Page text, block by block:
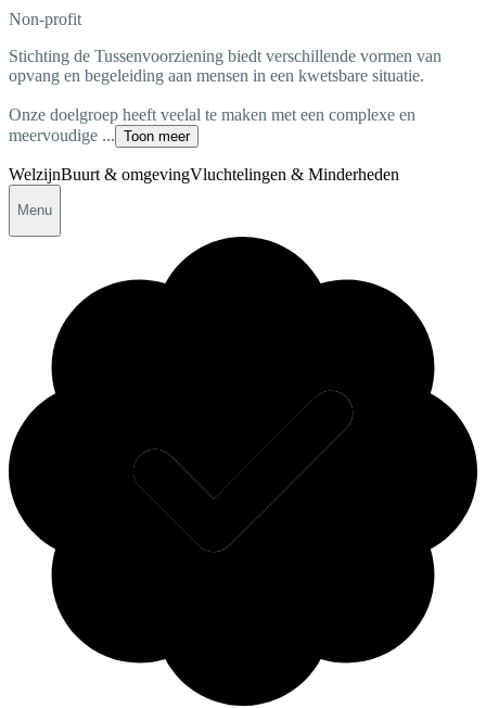
Non-profit
Stichting de Tussenvoorziening biedt verschillende vormen van
opvang en begeleiding aan mensen in een kwetsbare situatie.
Onze doelgroep heeft veelal te maken met een complexe en
meervoudige ... Toon meer
WelzijnBuurt & omgevingVluchtelingen & Minderheden
Menu